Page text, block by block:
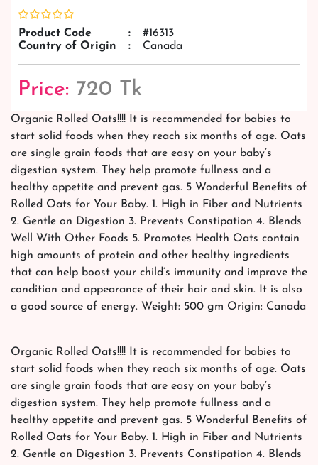
Product Code :
#16313
Country of Origin
: Canada
Price: 720 Tk
Organic Rolled Oats!!!! It is recommended for babies to
start solid foods when they reach six months of age. Oats
are single grain foods that are easy on your baby’s
digestion system. They help promote fullness and a
healthy appetite and prevent gas. 5 Wonderful Benefits of
Rolled Oats for Your Baby. 1. High in Fiber and Nutrients
2. Gentle on Digestion 3. Prevents Constipation 4. Blends
Well With Other Foods 5. Promotes Health Oats contain
high amounts of protein and other healthy ingredients
that can help boost your child’s immunity and improve the
condition and appearance of their hair and skin. It is also
a good source of energy. Weight: 500 gm Origin: Canada
Organic Rolled Oats!!!! It is recommended for babies to
start solid foods when they reach six months of age. Oats
are single grain foods that are easy on your baby’s
digestion system. They help promote fullness and a
healthy appetite and prevent gas. 5 Wonderful Benefits of
Rolled Oats for Your Baby. 1. High in Fiber and Nutrients
2. Gentle on Digestion 3. Prevents Constipation 4. Blends